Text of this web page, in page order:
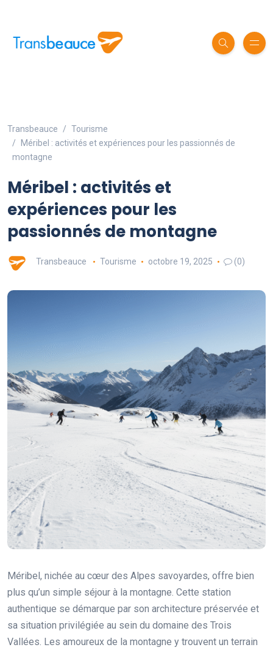
Transbeauce
Tourisme
Méribel : activités et expériences pour les passionnés de
montagne
Méribel : activités et
expériences pour les
passionnés de montagne
Transbeauce Tourisme octobre 19, 2025 (0)
Méribel, nichée au cœur des Alpes savoyardes, offre bien
plus qu’un simple séjour à la montagne. Cette station
authentique se démarque par son architecture préservée et
sa situation privilégiée au sein du domaine des Trois
Vallées. Les amoureux de la montagne y trouvent un terrain